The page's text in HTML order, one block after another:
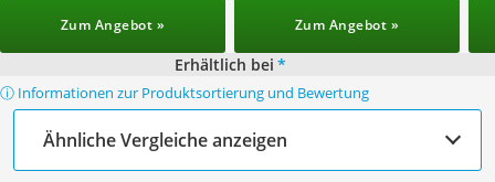
Zum Angebot » Zum Angebot »
Erhältlich bei *
ⓘ Informationen zur Produktsortierung und Bewertung
Ähnliche Vergleiche anzeigen